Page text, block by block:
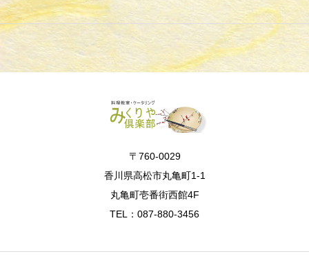
〒760-0029
香川県高松市丸亀町1-1
丸亀町壱番街西館4F
TEL：087-880-3456